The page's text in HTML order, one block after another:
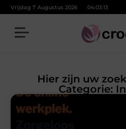
Vrijdag 7 Augustus 2026 04:03:13
Hier zijn uw
Categorie: